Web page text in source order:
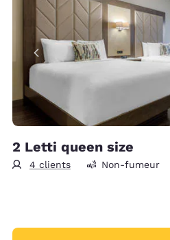
2 Letti queen size
4 clients Non-fumeur